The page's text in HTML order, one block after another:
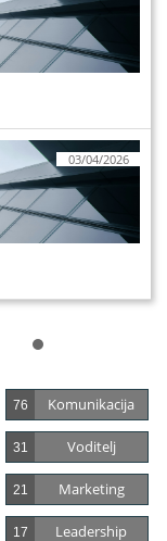
03/04/2026
Komunikacija
76
Voditelj
31
Marketing
21
Leadership
17